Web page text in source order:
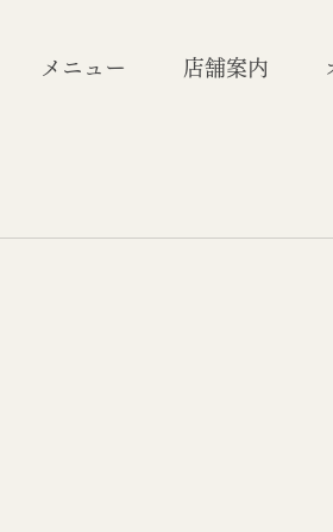
メニュー 店舗案内